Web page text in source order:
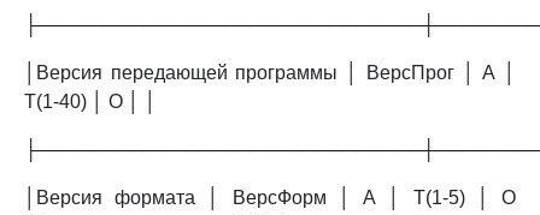
│Версия передающей программы │ ВерсПрог │ А │
T(1-40) │ О │ │
│Версия формата │ ВерсФорм │ А │ T(1-5) │ О